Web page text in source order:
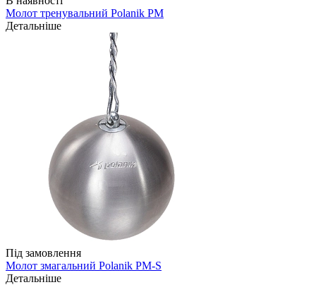
Молот тренувальний Polanik PM
Детальніше
Під замовлення
Молот змагальний Polanik PM-S
Детальніше